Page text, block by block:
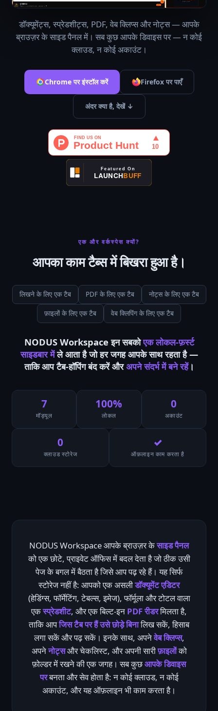
डॉक्यूमेंट्स, स्प्रेडशीट्स, PDF, वेब क्लिप्स और नोट्स — आपके
ब्राउज़र के साइड पैनल में। सब कुछ आपके डिवाइस पर — न कोई
क्लाउड, न कोई अकाउंट।
Chrome पर इंस्टॉल करें Firefox पर पाएँ
अंदर क्या है, देखें ↓
एक और वर्कस्पेस क्यों?
आपका काम टैब्स में बिखरा हुआ है।
लिखने के लिए एक टैब PDF के लिए एक टैब नोट्स के लिए एक टैब
फ़ाइलों के लिए एक टैब वेब क्लिपिंग के लिए एक टैब
NODUS Workspace इन सबकोएक लोकल-फ़र्स्ट
साइडबार मेंले आता है जो हर जगह आपके साथ रहता है —
ताकि आप टैब-हॉपिंग बंद करें औरअपने संदर्भ में बने रहें।
7
मॉड्यूल
100%
लोकल
0
अकाउंट
0
क्लाउड स्टोरेज
✓
ऑफ़लाइन काम करता है
NODUS Workspace आपके ब्राउज़र केसाइड पैनल
को एक छोटे, प्राइवेट ऑफिस में बदल देता है जो ठीक उसी
पेज के बगल में बैठता है जिसे आप पढ़ रहे हैं। यह सिर्फ
स्टोरेज नहीं है: आपको एक असलीडॉक्यूमेंट एडिटर
(हेडिंग्स, फॉर्मेटिंग, टेबल्स, इमेज), फॉर्मूला और टोटल वाला
एकस्प्रेडशीट, और एक बिल्ट-इन PDF रीडरमिलता है,
ताकि आपजिस टैब पर हैं उसे छोड़े बिनालिख सकें, हिसाब
लगा सकें और पढ़ सकें। इनके साथ, अपनेवेब क्लिप्स,
अपनेनोट्सऔर चेकलिस्ट, और अपनी सारीफ़ाइलोंको
फ़ोल्डर में रखने की एक जगह। सब कुछआपके डिवाइस
परबनता और सेव होता है: न कोई क्लाउड, न कोई
अकाउंट, और यह ऑफ़लाइन भी काम करता है।